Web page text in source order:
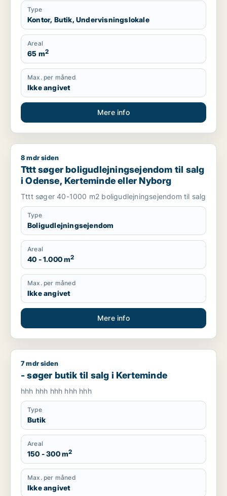
Type
Kontor, Butik, Undervisningslokale
Areal
65 m2
Max. per måned
Ikke angivet
Mere info
Tttt søger boligudlejningsejendom til salg i Odense,
8 mdr siden
Tttt søger boligudlejningsejendom til salg
i Odense, Kerteminde eller Nyborg
Tttt søger 40-1000 m2 boligudlejningsejendom til salg
Type
Boligudlejningsejendom
Areal
40 - 1.000 m2
Max. per måned
Ikke angivet
Mere info
- søger butik til salg i Kerteminde
7 mdr siden
- søger butik til salg i Kerteminde
hhh hhh hhh hhh hhh
Type
Butik
Areal
150 - 300 m2
Max. per måned
Ikke angivet